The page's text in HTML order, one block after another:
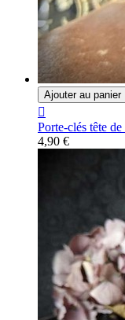
Ajouter au panier

Porte-clés tête
4,90 €